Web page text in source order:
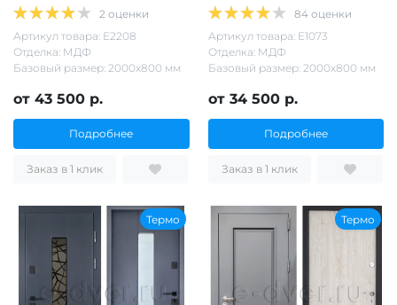
2 оценки
Артикул товара: Е2208
Отделка: МДФ
Базовый размер: 2000х800 мм
от 43 500 р.
Подробнее
Заказ в 1 клик
84 оценки
Артикул товара: Е1073
Отделка: МДФ
Базовый размер: 2000х800 мм
от 34 500 р.
Подробнее
Заказ в 1 клик
Термо Термо